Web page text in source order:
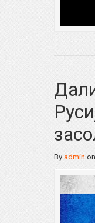
By admin